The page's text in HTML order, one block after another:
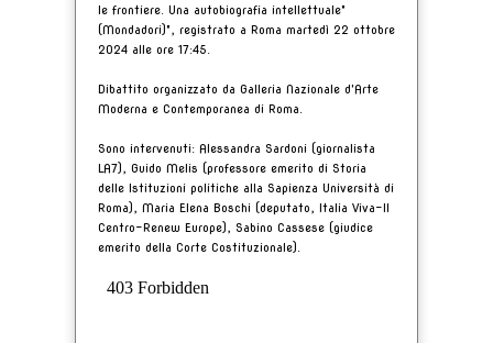
le frontiere. Una autobiografia intellettuale"
(Mondadori)", registrato a Roma martedì 22 ottobre
2024 alle ore 17:45.
Dibattito organizzato da Galleria Nazionale d'Arte
Moderna e Contemporanea di Roma.
Sono intervenuti: Alessandra Sardoni (giornalista
LA7), Guido Melis (professore emerito di Storia
delle Istituzioni politiche alla Sapienza Università di
Roma), Maria Elena Boschi (deputato, Italia Viva-Il
Centro-Renew Europe), Sabino Cassese (giudice
emerito della Corte Costituzionale).